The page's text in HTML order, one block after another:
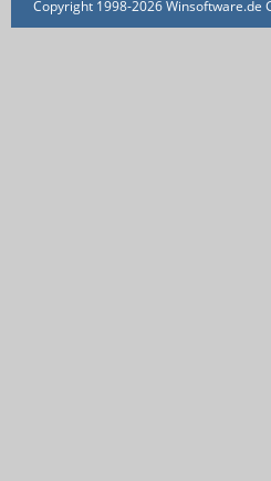
Copyright 1998-2026 Winsoftware.de